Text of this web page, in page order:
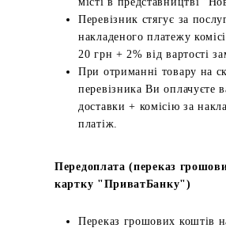
Перевізник стягує за
накладеного платежу
20 грн + 2% від вартості
При отриманні товару на
перевізника Ви оплачуєте
доставки + комісію за
платіж.
Передоплата (переказ
картку "ПриватБанку")
Переказ грошових коштів